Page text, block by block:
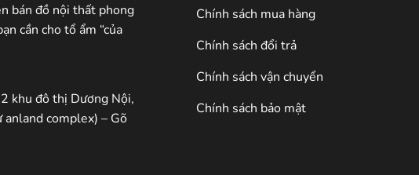
bán đồ nội thất phong
cần cho tổ ẩm “của
khu đô thị Dương Nội,
complex) – Gõ
Chính sách mua hàng
Chính sách đổi trả
Chính sách vận chuyển
Chính sách bảo mật